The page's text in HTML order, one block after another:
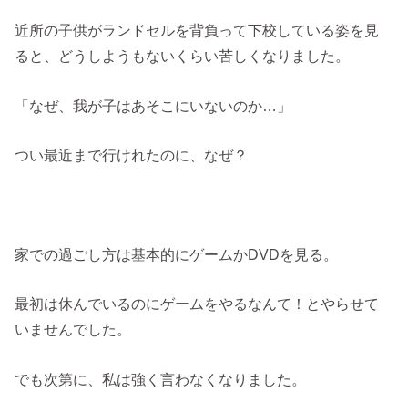
近所の子供がランドセルを背負って下校している姿を見
ると、どうしようもないくらい苦しくなりました。
「なぜ、我が子はあそこにいないのか…」
つい最近まで行けれたのに、なぜ？
家での過ごし方は基本的にゲームかDVDを見る。
最初は休んでいるのにゲームをやるなんて！とやらせて
いませんでした。
でも次第に、私は強く言わなくなりました。